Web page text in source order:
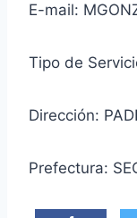
E-mail:
Tipo de
Dirección:
Prefectura: